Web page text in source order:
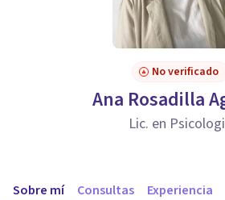
No verificado
Ana Rosadilla
Lic. en
Sobre mí Consultas Experiencia